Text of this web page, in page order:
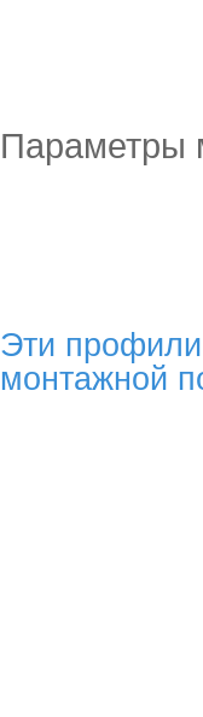
Параметры
Эти
монтажной